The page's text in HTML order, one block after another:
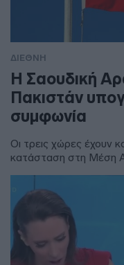
ΔΙΕΘΝΗ
Η Σαουδική
Πακιστάν
συμφωνία
Οι τρεις χώρες έχουν
κατάσταση στη Μέση